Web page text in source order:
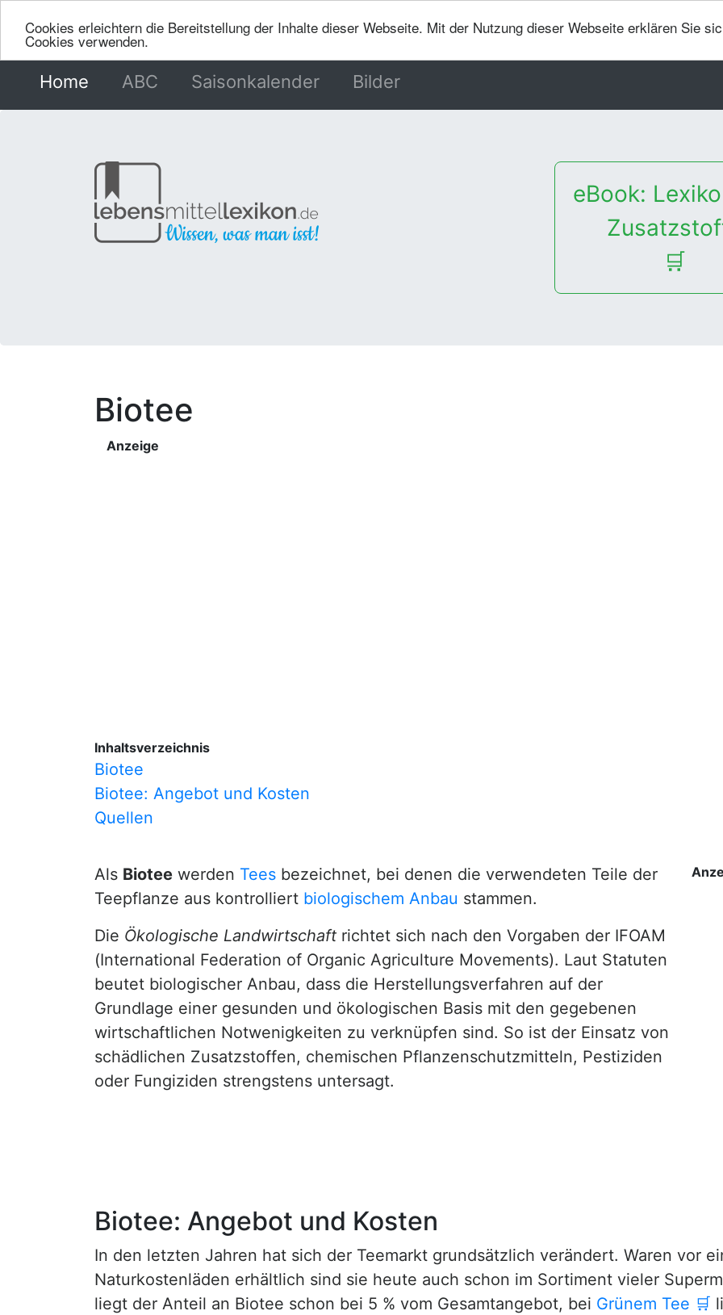
Cookies erleichtern die Bereitstellung der Inhalte dieser Webseite. Mit der Nutzung dieser Webseite erklären Sie
Cookies verwenden.
Home (current)
ABC Saisonkalender Bilder
eBook:
🛒
Biotee
Anzeige
Inhaltsverzeichnis
Biotee
Biotee: Angebot und Kosten
Quellen
Als Biotee werden Tees bezeichnet, bei denen die verwendeten Teile der
Teepflanze aus kontrolliert biologischem Anbau stammen.
Die Ökologische Landwirtschaft richtet sich nach den Vorgaben der IFOAM
(International Federation of Organic Agriculture Movements). Laut Statuten
beutet biologischer Anbau, dass die Herstellungsverfahren auf der
Grundlage einer gesunden und ökologischen Basis mit den gegebenen
wirtschaftlichen Notwenigkeiten zu verknüpfen sind. So ist der Einsatz von
schädlichen Zusatzstoffen, chemischen Pflanzenschutzmitteln, Pestiziden
oder Fungiziden strengstens untersagt.
Biotee: Angebot und Kosten
In den letzten Jahren hat sich der Teemarkt grundsätzlich verändert. Waren vor
Naturkostenläden erhältlich sind sie heute auch schon im Sortiment vieler
liegt der Anteil an Biotee schon bei 5 % vom Gesamtangebot, bei Grünem Tee 🛒